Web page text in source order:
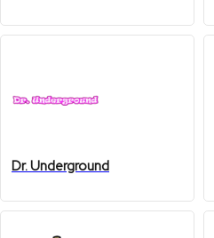
Dr. Underground